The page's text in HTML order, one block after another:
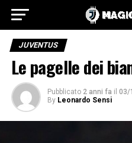
JUVENTUS
Le pagelle dei
Pubblicato 2 anni fa il 03/
By Leonardo Sensi